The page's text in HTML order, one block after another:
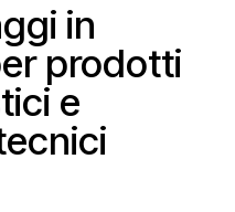
in
prodotti
e